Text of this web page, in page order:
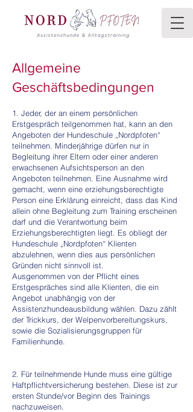
Allgemeine
Geschäftsbedingungen
1. Jeder, der an einem persönlichen
Erstgespräch teilgenommen hat, kann an den
Angeboten der Hundeschule „Nordpfoten“
teilnehmen. Minderjährige dürfen nur in
Begleitung ihrer Eltern oder einer anderen
erwachsenen Aufsichtsperson an den
Angeboten teilnehmen. Eine Ausnahme wird
gemacht, wenn eine erziehungsberechtigte
Person eine Erklärung einreicht, dass das Kind
allein ohne Begleitung zum Training erscheinen
darf und die Verantwortung beim
Erziehungsberechtigten liegt. Es obliegt der
Hundeschule „Nordpfoten“ Klienten
abzulehnen, wenn dies aus persönlichen
Gründen nicht sinnvoll ist.
Ausgenommen von der Pflicht eines
Erstgespräches sind alle Klienten, die ein
Angebot unabhängig von der
Assistenzhundeausbildung wählen. Dazu zählt
der Trickkurs, der Welpenvorbereitungskurs,
sowie die Sozialisierungsgruppen für
Familienhunde.
2. Für teilnehmende Hunde muss eine gültige
Haftpflichtversicherung bestehen. Diese ist zur
ersten Stunde/vor Beginn des Trainings
nachzuweisen.